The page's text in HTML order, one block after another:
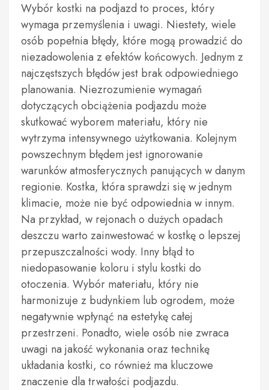
Wybór kostki na podjazd to proces, który
wymaga przemyślenia i uwagi. Niestety, wiele
osób popełnia błędy, które mogą prowadzić do
niezadowolenia z efektów końcowych. Jednym z
najczęstszych błędów jest brak odpowiedniego
planowania. Niezrozumienie wymagań
dotyczących obciążenia podjazdu może
skutkować wyborem materiału, który nie
wytrzyma intensywnego użytkowania. Kolejnym
powszechnym błędem jest ignorowanie
warunków atmosferycznych panujących w danym
regionie. Kostka, która sprawdzi się w jednym
klimacie, może nie być odpowiednia w innym.
Na przykład, w rejonach o dużych opadach
deszczu warto zainwestować w kostkę o lepszej
przepuszczalności wody. Inny błąd to
niedopasowanie koloru i stylu kostki do
otoczenia. Wybór materiału, który nie
harmonizuje z budynkiem lub ogrodem, może
negatywnie wpłynąć na estetykę całej
przestrzeni. Ponadto, wiele osób nie zwraca
uwagi na jakość wykonania oraz technikę
układania kostki, co również ma kluczowe
znaczenie dla trwałości podjazdu.